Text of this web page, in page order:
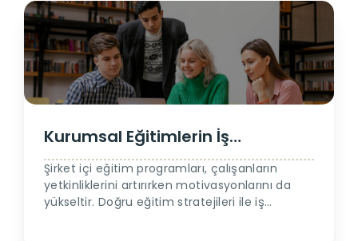
Kurumsal Eğitimlerin İş
Performansına Etkisi
Şirket içi eğitim programları, çalışanların
yetkinliklerini artırırken motivasyonlarını da
yükseltir. Doğru eğitim stratejileri ile iş